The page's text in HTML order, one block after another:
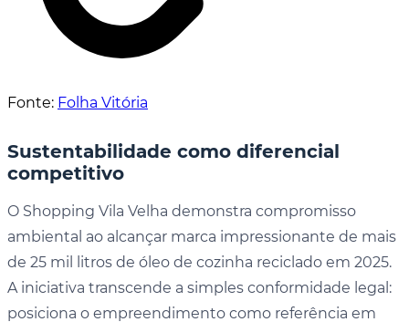
Fonte: Folha Vitória
Sustentabilidade como diferencial
competitivo
O Shopping Vila Velha demonstra compromisso
ambiental ao alcançar marca impressionante de mais
de 25 mil litros de óleo de cozinha reciclado em 2025.
A iniciativa transcende a simples conformidade legal:
posiciona o empreendimento como referência em